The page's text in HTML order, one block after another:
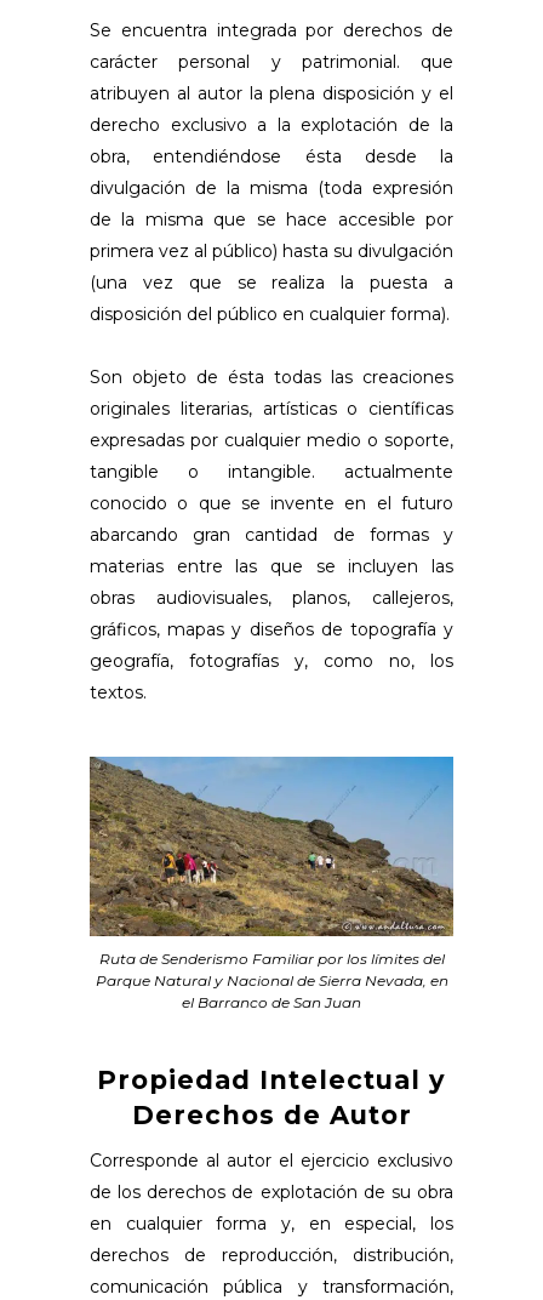
Se encuentra integrada por derechos de
carácter personal y patrimonial. que
atribuyen al autor la plena disposición y el
derecho exclusivo a la explotación de la
obra, entendiéndose ésta desde la
divulgación de la misma (toda expresión
de la misma que se hace accesible por
primera vez al público) hasta su divulgación
(una vez que se realiza la puesta a
disposición del público en cualquier forma).
Son objeto de ésta todas las creaciones
originales literarias, artísticas o científicas
expresadas por cualquier medio o soporte,
tangible o intangible. actualmente
conocido o que se invente en el futuro
abarcando gran cantidad de formas y
materias entre las que se incluyen las
obras audiovisuales, planos, callejeros,
gráficos, mapas y diseños de topografía y
geografía, fotografías y, como no, los
textos.
Ruta de Senderismo Familiar por los límites del
Parque Natural y Nacional de Sierra Nevada, en
el Barranco de San Juan
Propiedad Intelectual y
Derechos de Autor
Corresponde al autor el ejercicio exclusivo
de los derechos de explotación de su obra
en cualquier forma y, en especial, los
derechos de reproducción, distribución,
comunicación pública y transformación,